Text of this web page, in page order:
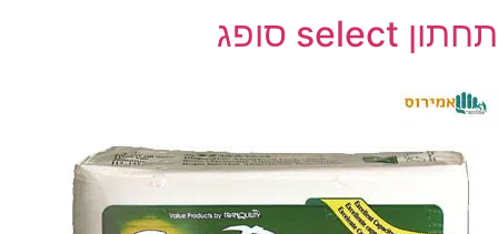
תחתון select סופג